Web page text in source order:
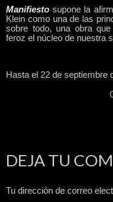
Manifiesto supone la
Klein como una de las
sobre todo, una obra
feroz el núcleo de nuestra
Hasta el 22 de septiembre
DEJA TU
Tu dirección de correo